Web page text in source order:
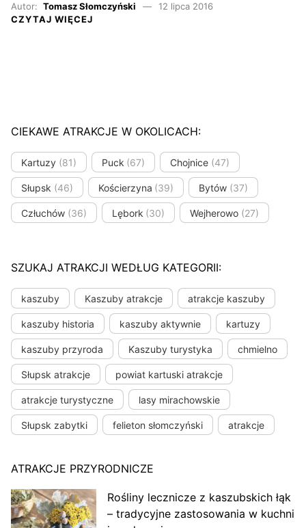
Autor: Tomasz Słomczyński
12 lipca 2016
CZYTAJ WIĘCEJ
CIEKAWE ATRAKCJE W OKOLICACH:
Kartuzy (81) Puck (67) Chojnice (47)
Słupsk (46) Kościerzyna (39) Bytów (37)
Człuchów (36) Lębork (30) Wejherowo (27)
SZUKAJ ATRAKCJI WEDŁUG KATEGORII:
kaszuby Kaszuby atrakcje atrakcje kaszuby
kaszuby historia kaszuby aktywnie kartuzy
kaszuby przyroda Kaszuby turystyka chmielno
Słupsk atrakcje powiat kartuski atrakcje
atrakcje turystyczne lasy mirachowskie
Słupsk zabytki felieton słomczyński atrakcje
ATRAKCJE PRZYRODNICZE
Rośliny lecznicze z kaszubskich łąk
– tradycyjne zastosowania w kuchni